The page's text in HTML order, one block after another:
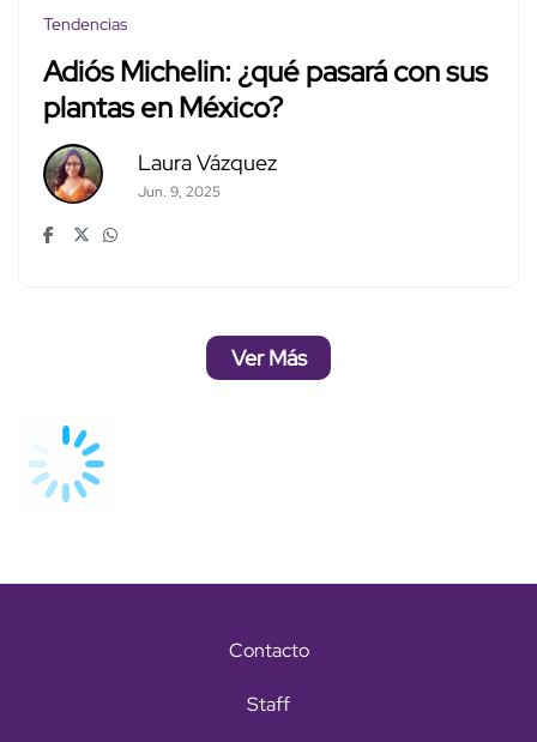
Tendencias
Adiós Michelin: ¿qué pasará con sus
plantas en México?
Laura Vázquez
Jun. 9, 2025
Ver Más
Contacto
Staff